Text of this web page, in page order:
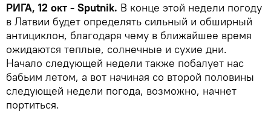
РИГА, 12 окт - Sputnik. В конце этой недели погоду
в Латвии будет определять сильный и обширный
антициклон, благодаря чему в ближайшее время
ожидаются теплые, солнечные и сухие дни.
Начало следующей недели также побалует нас
бабьим летом, а вот начиная со второй половины
следующей недели погода, возможно, начнет
портиться.